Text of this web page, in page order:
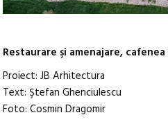
Restaurare şi amenajare, cafenea
Proiect: JB Arhitectura
Text: Ştefan Ghenciulescu
Foto: Cosmin Dragomir